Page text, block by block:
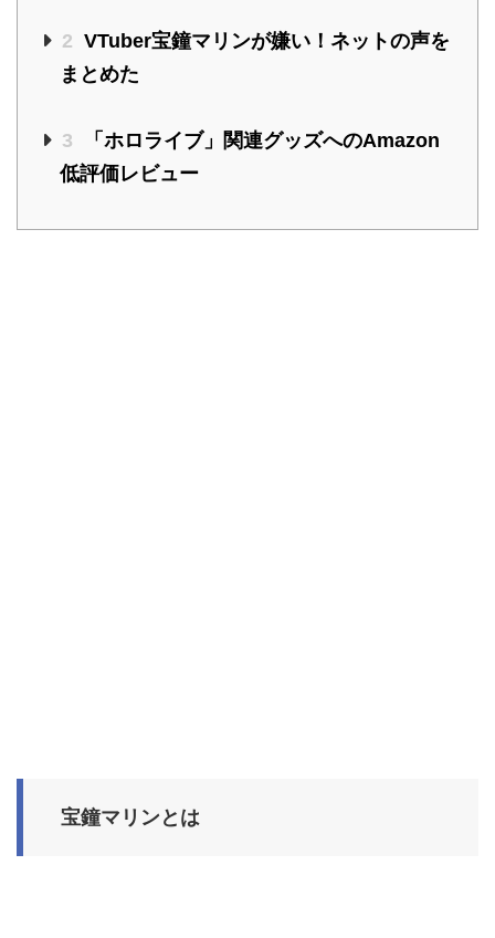
2 VTuber宝鐘マリンが嫌い！ネットの声を
まとめた
3
「ホロライブ」関連グッズへのAmazon
低評価レビュー
宝鐘マリンとは